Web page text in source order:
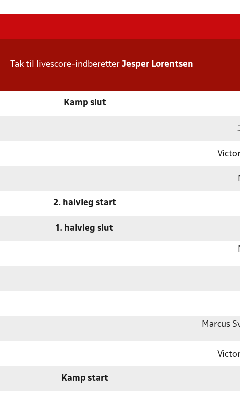
Tak til livescore-indberetter Jesper Lorentsen
Kamp slut
2. halvleg start
1. halvleg slut
Marcus
Kamp start